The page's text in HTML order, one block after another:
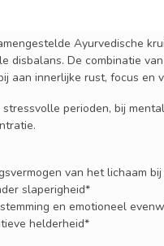
Ayurvedische
disbalans. De combinatie
aan innerlijke rust, focus en
perioden, bij
van het lichaam
slaperigheid*
en emotioneel
helderheid*